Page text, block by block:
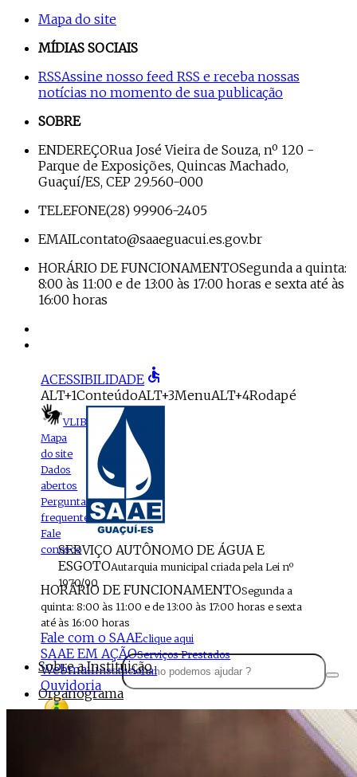
Mapa do site
MÍDIAS SOCIAIS
RSSAssine nosso feed RSS e receba nossas
notícias no momento de sua publicação
SOBRE
ENDEREÇORua José Vieira de Souza, nº 120 -
Parque de Exposições, Quincas Machado,
Guaçuí/ES, CEP 29.560-000
TELEFONE(28) 99906-2405
EMAILcontato@saaeguacui.es.gov.br
HORÁRIO DE FUNCIONAMENTOSegunda a quinta:
8:00 às 11:00 e de 13:00 às 17:00 horas e sexta até às
16:00 horas
ACESSIBILIDADE accessible
ALT+1ConteúdoALT+3MenuALT+4Rodapé
VLIBRAS
Mapa
do site
Dados
abertos
Perguntas
frequentes
Fale
conosco
SERVIÇO AUTÔNOMO DE ÁGUA E
ESGOTOAutarquia municipal criada pela Lei nº
1970/90
HORÁRIO DE FUNCIONAMENTOSegunda a
quinta: 8:00 às 11:00 e de 13:00 às 17:00 horas e sexta
até às 16:00 horas
Fale com o SAAEclique aqui
SAAE EM AÇÃOServiços Prestados
WebmailInstitucional
Ouvidoria
Sobre a Instituição
Organograma